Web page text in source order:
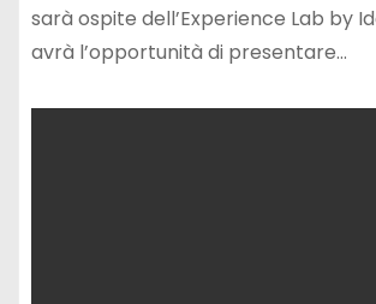
sarà ospite dell’Experience Lab by
avrà l’opportunità di presentare…